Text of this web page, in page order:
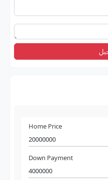
Home Price
Down Payment